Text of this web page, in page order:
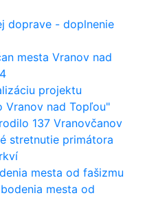
doprave - doplnenie
mesta Vranov nad
projektu
Vranov nad Topľou"
137 Vranovčanov
stretnutie primátora
mesta od fašizmu
mesta od